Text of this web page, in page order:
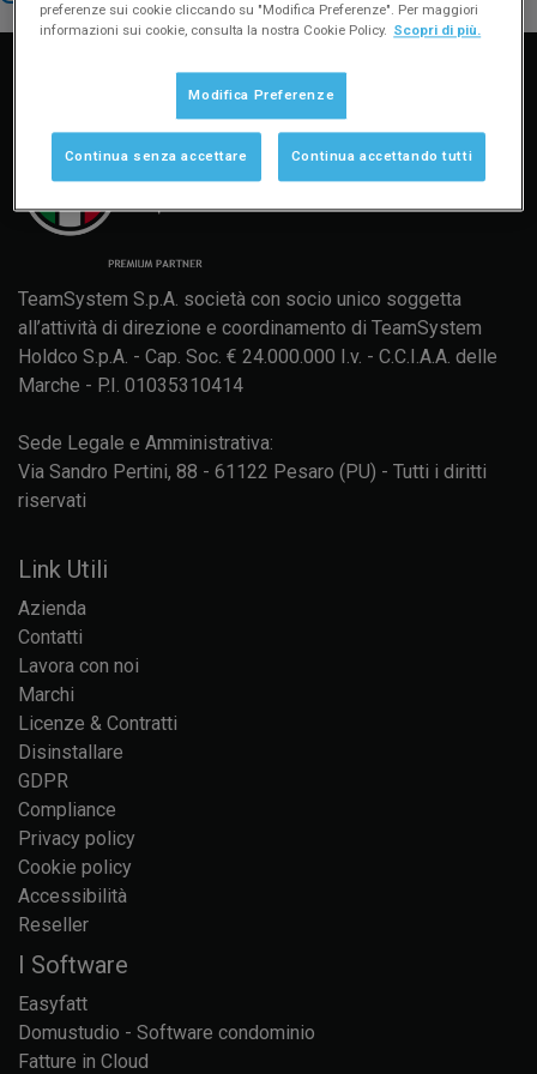
Manuale d'uso Formazione Aggiornamenti
TeamSystem S.p.A. società con socio unico soggetta
all’attività di direzione e coordinamento di TeamSystem
Holdco S.p.A. - Cap. Soc. € 24.000.000 I.v. - C.C.I.A.A. delle
Marche - P.I. 01035310414
Sede Legale e Amministrativa:
Via Sandro Pertini, 88 - 61122 Pesaro (PU) - Tutti i diritti
riservati
Link Utili
Azienda
Contatti
Lavora con noi
Marchi
Licenze & Contratti
Disinstallare
GDPR
Compliance
Privacy policy
Cookie policy
Accessibilità
Reseller
I Software
Easyfatt
Domustudio - Software condominio
Fatture in Cloud
preferenze sui cookie cliccando su "Modifica Preferenze". Per maggiori
informazioni sui cookie, consulta la nostra Cookie Policy. Scopri di più.
Modifica Preferenze
Continua senza accettare Continua accettando tutti